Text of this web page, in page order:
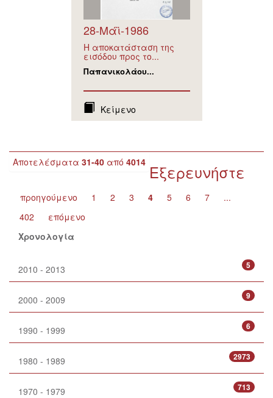
28-Μάϊ-1986
Η αποκατάσταση της
εισόδου προς το...
Παπανικολάου...
Κείμενο
Αποτελέσματα 31-40 από 4014
προηγούμενο 1 2 3 4 5 6 7
...
402
επόμενο
Εξερευνήστε
Χρονολογία
5
2010 - 2013
9
2000 - 2009
6
1990 - 1999
2973
1980 - 1989
713
1970 - 1979